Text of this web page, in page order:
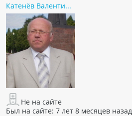
Катенёв Валенти...
Не на сайте
Был на сайте: 7 лет 8 месяцев назад